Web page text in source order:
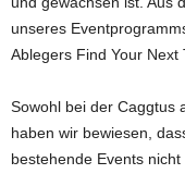
unseres
Ablegers Find Your Next
Sowohl bei der Caggtus
haben wir bewiesen,
bestehende Events